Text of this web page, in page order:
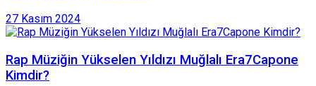
27 Kasım 2024
Rap Müziğin Yükselen Yıldızı Muğlalı Era7Capone
Kimdir?